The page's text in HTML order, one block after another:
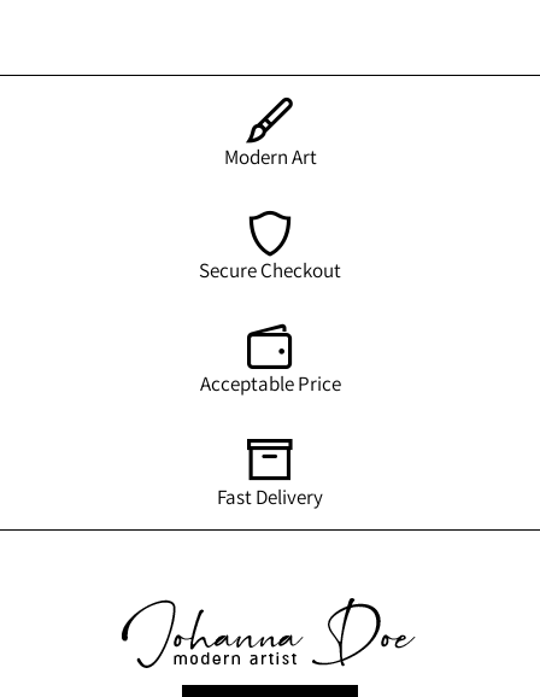
Modern Art
Secure Checkout
Acceptable Price
Fast Delivery